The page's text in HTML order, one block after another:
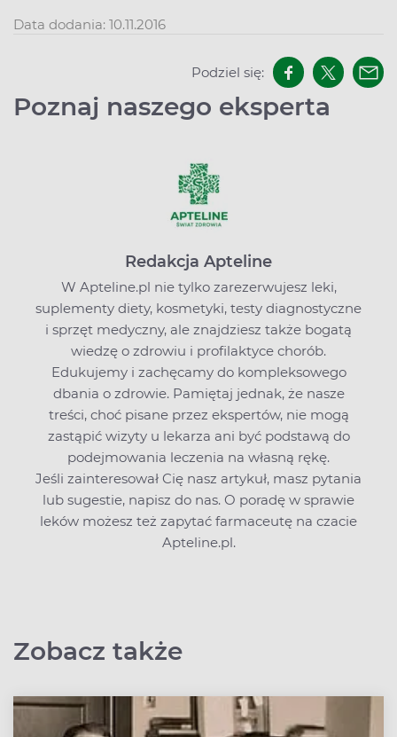
Data dodania: 10.11.2016
Podziel się:
Poznaj naszego eksperta
Redakcja Apteline
W Apteline.pl nie tylko zarezerwujesz leki,
suplementy diety, kosmetyki, testy diagnostyczne
i sprzęt medyczny, ale znajdziesz także bogatą
wiedzę o zdrowiu i profilaktyce chorób.
Edukujemy i zachęcamy do kompleksowego
dbania o zdrowie. Pamiętaj jednak, że nasze
treści, choć pisane przez ekspertów, nie mogą
zastąpić wizyty u lekarza ani być podstawą do
podejmowania leczenia na własną rękę.
Jeśli zainteresował Cię nasz artykuł, masz pytania
lub sugestie, napisz do nas. O poradę w sprawie
leków możesz też zapytać farmaceutę na czacie
Apteline.pl.
Zobacz także